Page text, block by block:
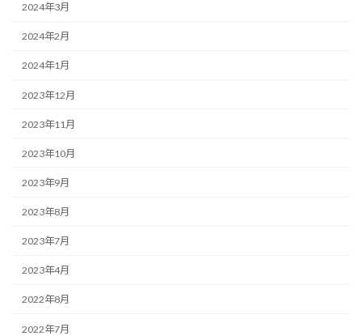
2024年3月
2024年2月
2024年1月
2023年12月
2023年11月
2023年10月
2023年9月
2023年8月
2023年7月
2023年4月
2022年8月
2022年7月